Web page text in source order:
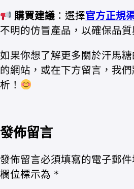
購買建議 ：選擇官方正規
不明的仿冒產品，以確保品質
如果你想了解更多關於汗馬
的網站，或在下方留言，我
析！
發佈留言
發佈留言必須填寫的電子郵件
欄位標示為 *